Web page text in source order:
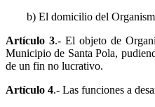
b) El domicilio del
Artículo 3.- El objeto de
Municipio de Santa Pola,
de un fin no lucrativo.
Artículo 4.- Las funciones a